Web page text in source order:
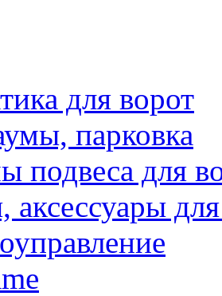
для ворот
парковка
подвеса для
аксессуары